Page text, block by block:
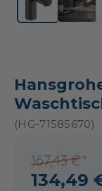
(HG-71585670)
167,43 €
134,49